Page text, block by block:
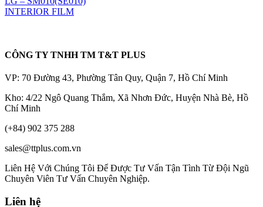
INTERIOR FILM
CÔNG TY TNHH TM T&T PLUS
VP: 70 Đường 43, Phường Tân Quy, Quận 7, Hồ Chí Minh
Kho: 4/22 Ngô Quang Thắm, Xã Nhơn Đức, Huyện Nhà Bè, Hồ
Chí Minh
(+84) 902 375 288
sales@ttplus.com.vn
Liên Hệ Với Chúng Tôi Để Được Tư Vấn Tận Tình Từ Đội Ngũ
Chuyên Viên Tư Vấn Chuyên Nghiệp.
Liên hệ